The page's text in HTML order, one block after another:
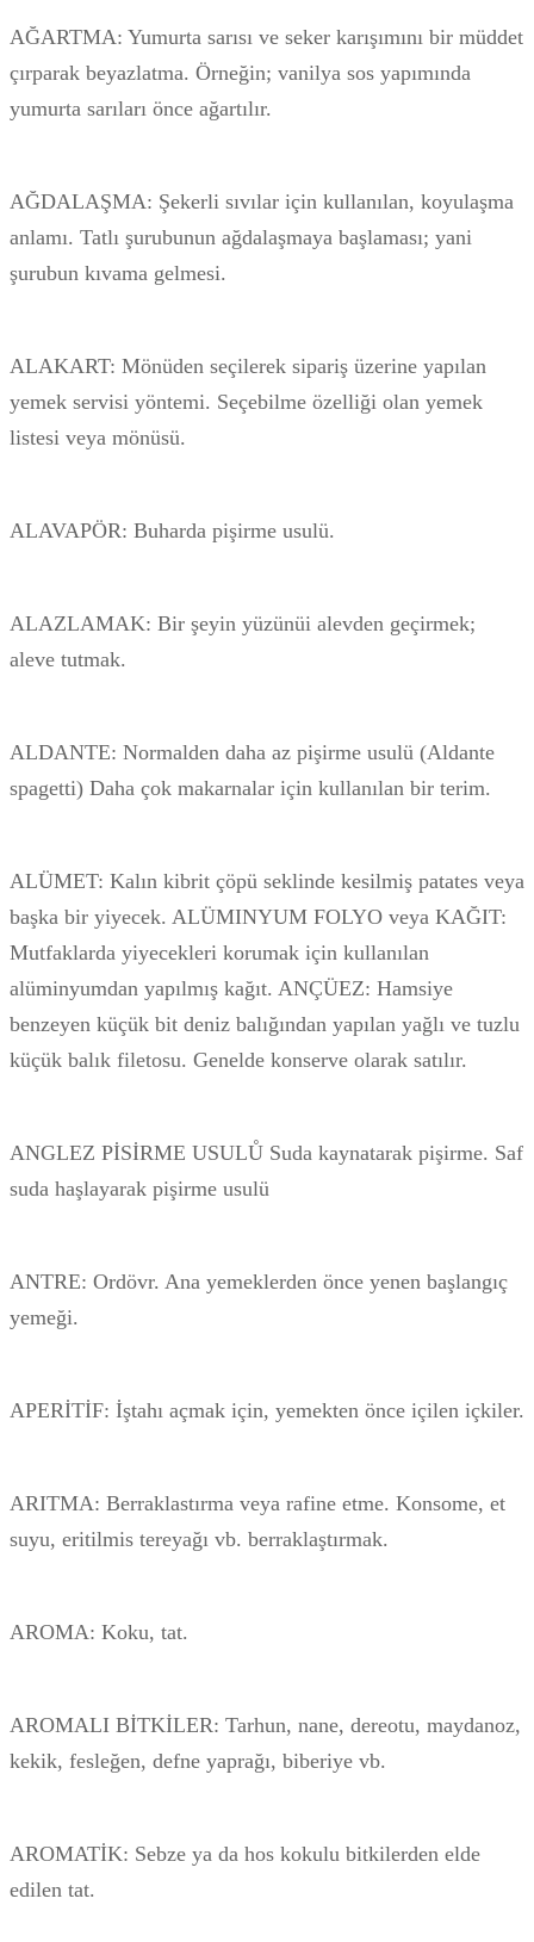
AĞARTMA: Yumurta sarısı ve seker karışımını bir müddet
çırparak beyazlatma. Örneğin; vanilya sos yapımında
yumurta sarıları önce ağartılır.
AĞDALAŞMA: Şekerli sıvılar için kullanılan, koyulaşma
anlamı. Tatlı şurubunun ağdalaşmaya başlaması; yani
şurubun kıvama gelmesi.
ALAKART: Mönüden seçilerek sipariş üzerine yapılan
yemek servisi yöntemi. Seçebilme özelliği olan yemek
listesi veya mönüsü.
ALAVAPÖR: Buharda pişirme usulü.
ALAZLAMAK: Bir şeyin yüzünüi alevden geçirmek;
aleve tutmak.
ALDANTE: Normalden daha az pişirme usulü (Aldante
spagetti) Daha çok makarnalar için kullanılan bir terim.
ALÜMET: Kalın kibrit çöpü seklinde kesilmiş patates veya
başka bir yiyecek. ALÜMINYUM FOLYO veya KAĞIT:
Mutfaklarda yiyecekleri korumak için kullanılan
alüminyumdan yapılmış kağıt. ANÇÜEZ: Hamsiye
benzeyen küçük bit deniz balığından yapılan yağlı ve tuzlu
küçük balık filetosu. Genelde konserve olarak satılır.
ANGLEZ PİSİRME USULŮ Suda kaynatarak pişirme. Saf
suda haşlayarak pişirme usulü
ANTRE: Ordövr. Ana yemeklerden önce yenen başlangıç
yemeği.
APERİTİF: İştahı açmak için, yemekten önce içilen içkiler.
ARITMA: Berraklastırma veya rafine etme. Konsome, et
suyu, eritilmis tereyağı vb. berraklaştırmak.
AROMA: Koku, tat.
AROMALI BİTKİLER: Tarhun, nane, dereotu, maydanoz,
kekik, fesleğen, defne yaprağı, biberiye vb.
AROMATİK: Sebze ya da hos kokulu bitkilerden elde
edilen tat.